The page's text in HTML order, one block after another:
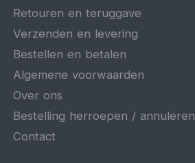
Retouren en teruggave
Verzenden en levering
Bestellen en betalen
Algemene voorwaarden
Over ons
Bestelling herroepen / annuleren
Contact